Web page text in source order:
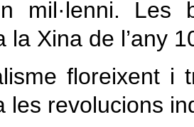
mil·lenni. Les
la Xina de l’any
floreixent i
les revolucions